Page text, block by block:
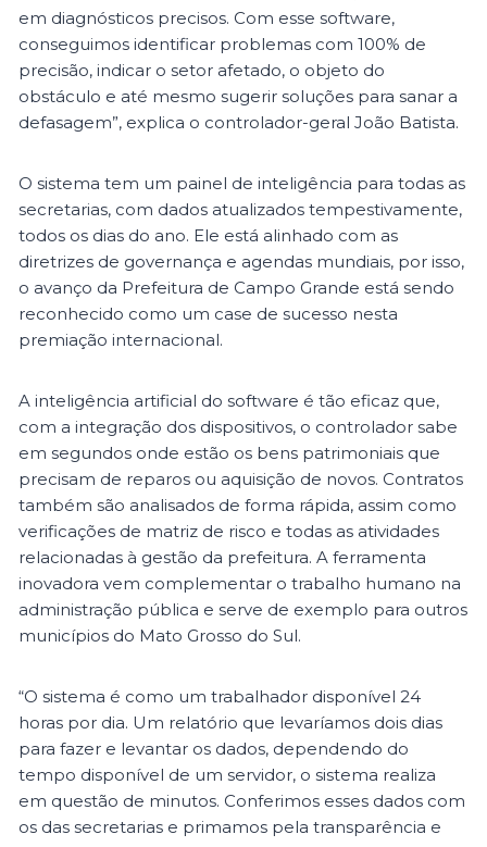
em diagnósticos precisos. Com esse software,
conseguimos identificar problemas com 100% de
precisão, indicar o setor afetado, o objeto do
obstáculo e até mesmo sugerir soluções para sanar a
defasagem”, explica o controlador-geral João Batista.
O sistema tem um painel de inteligência para todas as
secretarias, com dados atualizados tempestivamente,
todos os dias do ano. Ele está alinhado com as
diretrizes de governança e agendas mundiais, por isso,
o avanço da Prefeitura de Campo Grande está sendo
reconhecido como um case de sucesso nesta
premiação internacional.
A inteligência artificial do software é tão eficaz que,
com a integração dos dispositivos, o controlador sabe
em segundos onde estão os bens patrimoniais que
precisam de reparos ou aquisição de novos. Contratos
também são analisados de forma rápida, assim como
verificações de matriz de risco e todas as atividades
relacionadas à gestão da prefeitura. A ferramenta
inovadora vem complementar o trabalho humano na
administração pública e serve de exemplo para outros
municípios do Mato Grosso do Sul.
“O sistema é como um trabalhador disponível 24
horas por dia. Um relatório que levaríamos dois dias
para fazer e levantar os dados, dependendo do
tempo disponível de um servidor, o sistema realiza
em questão de minutos. Conferimos esses dados com
os das secretarias e primamos pela transparência e